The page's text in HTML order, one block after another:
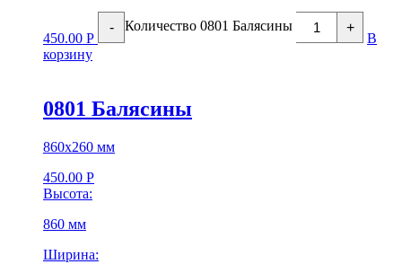
450.00 Р
- Количество 0801 Балясины +
В
корзину
0801 Балясины
860х260 мм
450.00 Р
Высота:
860 мм
Ширина: